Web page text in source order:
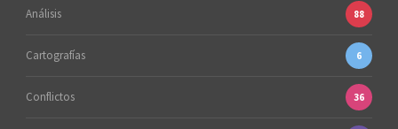
Análisis 88
Cartografías 6
Conflictos 36